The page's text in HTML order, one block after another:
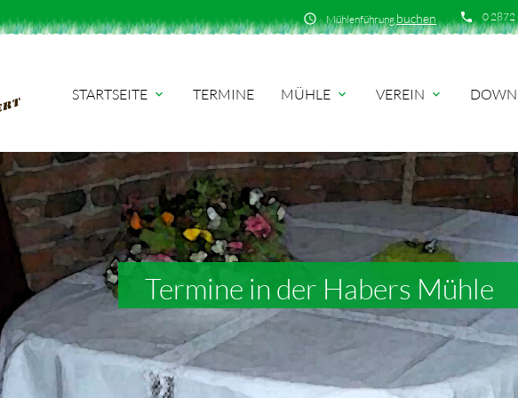
phone 0 2872
schedule Mühlenführungbuchen
STARTSEITE expand_more TERMINE MÜHLE expand_more VEREIN expand_more
Suchbegriffe
Termine in der Habers Mühle